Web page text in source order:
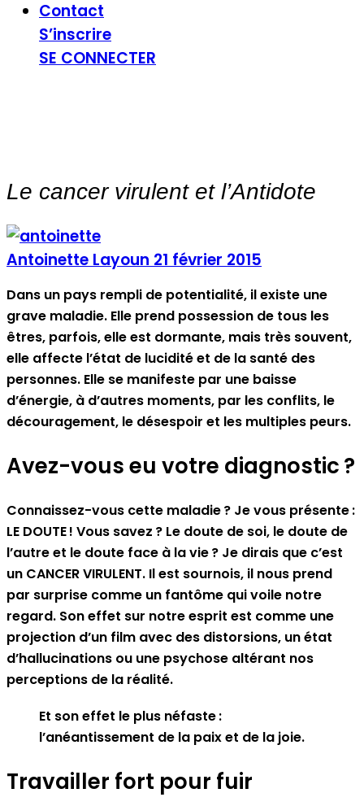
Contact
S’inscrire
SE CONNECTER
Le cancer virulent et l’Antidote
Antoinette Layoun21 février 2015
Dans un pays rempli de potentialité, il existe une
grave maladie. Elle prend possession de tous les
êtres, parfois, elle est dormante, mais très souvent,
elle affecte l’état de lucidité et de la santé des
personnes. Elle se manifeste par une baisse
d’énergie, à d’autres moments, par les conflits, le
découragement, le désespoir et les multiples peurs.
Avez-vous eu votre diagnostic ?
Connaissez-vous cette maladie ? Je vous présente :
LE DOUTE ! Vous savez ? Le doute de soi, le doute de
l’autre et le doute face à la vie ? Je dirais que c’est
un CANCER VIRULENT. Il est sournois, il nous prend
par surprise comme un fantôme qui voile notre
regard. Son effet sur notre esprit est comme une
projection d’un film avec des distorsions, un état
d’hallucinations ou une psychose altérant nos
perceptions de la réalité.
Et son effet le plus néfaste :
l’anéantissement de la paix et de la joie.
Travailler fort pour fuir